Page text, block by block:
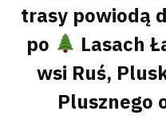
trasy powiodą
po
Lasach
wsi Ruś,
Plusznego